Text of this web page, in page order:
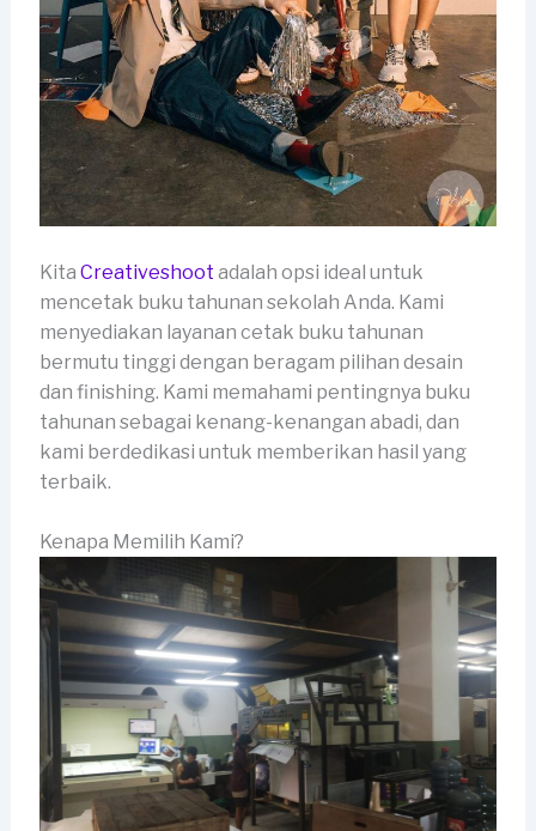
Kita Creativeshoot adalah opsi ideal untuk
mencetak buku tahunan sekolah Anda. Kami
menyediakan layanan cetak buku tahunan
bermutu tinggi dengan beragam pilihan desain
dan finishing. Kami memahami pentingnya buku
tahunan sebagai kenang-kenangan abadi, dan
kami berdedikasi untuk memberikan hasil yang
terbaik.
Kenapa Memilih Kami?